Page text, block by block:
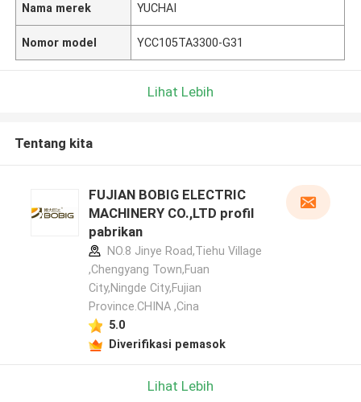
Nama merek YUCHAI
Nomor model YCC105TA3300-G31
Lihat Lebih
Tentang kita
FUJIAN BOBIG ELECTRIC
MACHINERY CO.,LTD profil
pabrikan
NO.8 Jinye Road,Tiehu Village
,Chengyang Town,Fuan
City,Ningde City,Fujian
Province.CHINA ,Cina
5.0
Diverifikasi pemasok
Lihat Lebih